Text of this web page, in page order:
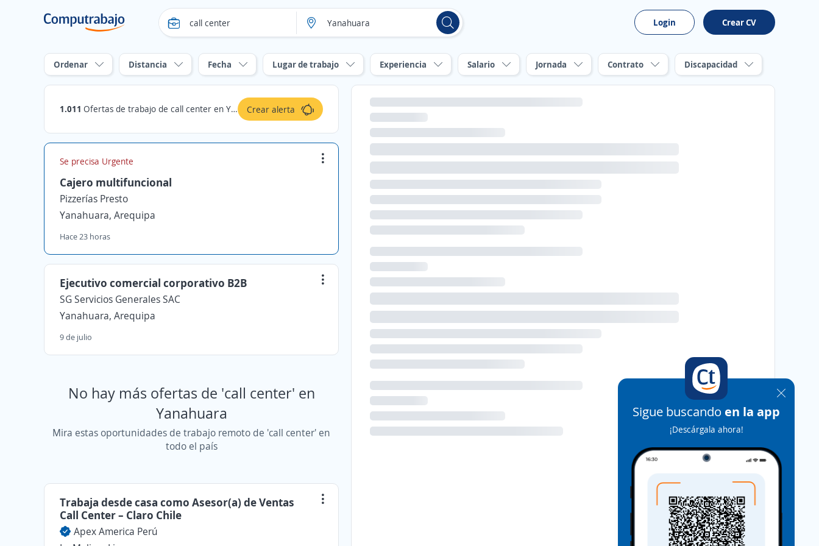
Login Crear CV
Ordenar Distancia Fecha Lugar de trabajo Experiencia Salario Jornada Contrato Discapacidad
1.011 Ofertas de trabajo de call center en Yanahuara, Arequipa Crear alerta
Se precisa Urgente
Cajero multifuncional
Pizzerías Presto
Yanahuara, Arequipa
Hace 23 horas
Ejecutivo comercial corporativo B2B
SG Servicios Generales SAC
Yanahuara, Arequipa
9 de julio
No hay más ofertas de 'call center' en
Yanahuara
Mira estas oportunidades de trabajo remoto de 'call center' en
todo el país
Trabaja desde casa como Asesor(a) de Ventas
Call Center – Claro Chile
Apex America Perú
Sigue buscando en la app
¡Descárgala ahora!